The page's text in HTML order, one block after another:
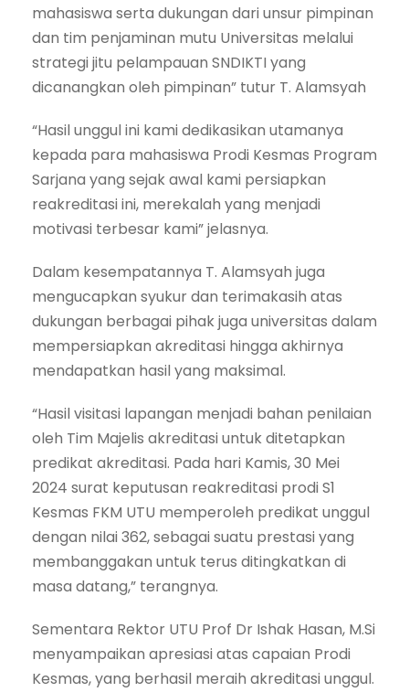
mahasiswa serta dukungan dari unsur pimpinan
dan tim penjaminan mutu Universitas melalui
strategi jitu pelampauan SNDIKTI yang
dicanangkan oleh pimpinan” tutur T. Alamsyah
“Hasil unggul ini kami dedikasikan utamanya
kepada para mahasiswa Prodi Kesmas Program
Sarjana yang sejak awal kami persiapkan
reakreditasi ini, merekalah yang menjadi
motivasi terbesar kami” jelasnya.
Dalam kesempatannya T. Alamsyah juga
mengucapkan syukur dan terimakasih atas
dukungan berbagai pihak juga universitas dalam
mempersiapkan akreditasi hingga akhirnya
mendapatkan hasil yang maksimal.
“Hasil visitasi lapangan menjadi bahan penilaian
oleh Tim Majelis akreditasi untuk ditetapkan
predikat akreditasi. Pada hari Kamis, 30 Mei
2024 surat keputusan reakreditasi prodi S1
Kesmas FKM UTU memperoleh predikat unggul
dengan nilai 362, sebagai suatu prestasi yang
membanggakan untuk terus ditingkatkan di
masa datang,” terangnya.
Sementara Rektor UTU Prof Dr Ishak Hasan, M.Si
menyampaikan apresiasi atas capaian Prodi
Kesmas, yang berhasil meraih akreditasi unggul.